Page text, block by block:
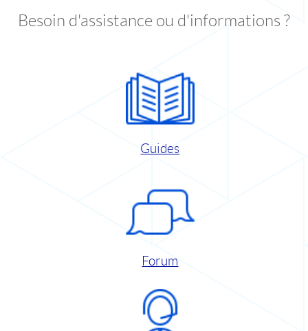
Besoin d'assistance ou d'informations ?
Guides
Forum